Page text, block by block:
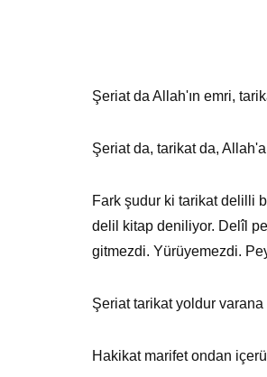
Şeriat da Allah'ın emri,
Şeriat da, tarikat da,
Fark şudur ki tarikat delilli
delil kitap deniliyor. Delîl
gitmezdi. Yürüyemezdi.
Şeriat tarikat yoldur varana
Hakikat marifet ondan içerü